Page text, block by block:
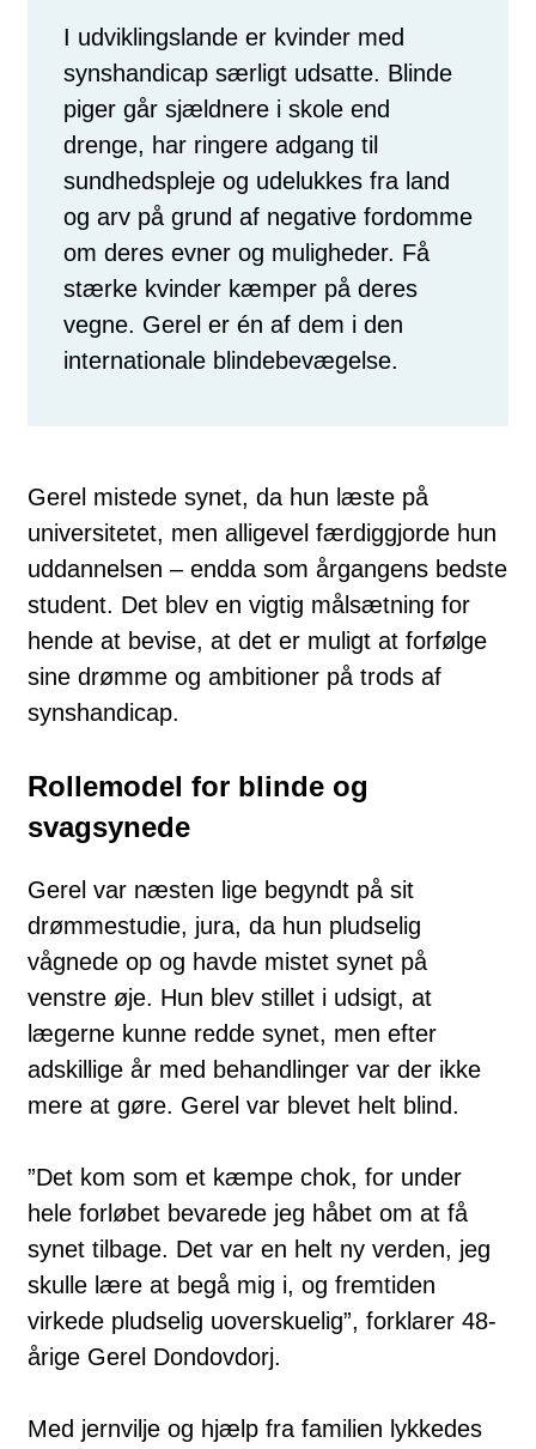
I udviklingslande er kvinder med
synshandicap særligt udsatte. Blinde
piger går sjældnere i skole end
drenge, har ringere adgang til
sundhedspleje og udelukkes fra land
og arv på grund af negative fordomme
om deres evner og muligheder. Få
stærke kvinder kæmper på deres
vegne. Gerel er én af dem i den
internationale blindebevægelse.
Gerel mistede synet, da hun læste på
universitetet, men alligevel færdiggjorde hun
uddannelsen – endda som årgangens bedste
student. Det blev en vigtig målsætning for
hende at bevise, at det er muligt at forfølge
sine drømme og ambitioner på trods af
synshandicap.
Rollemodel for blinde og
svagsynede
Gerel var næsten lige begyndt på sit
drømmestudie, jura, da hun pludselig
vågnede op og havde mistet synet på
venstre øje. Hun blev stillet i udsigt, at
lægerne kunne redde synet, men efter
adskillige år med behandlinger var der ikke
mere at gøre. Gerel var blevet helt blind.
”Det kom som et kæmpe chok, for under
hele forløbet bevarede jeg håbet om at få
synet tilbage. Det var en helt ny verden, jeg
skulle lære at begå mig i, og fremtiden
virkede pludselig uoverskuelig”, forklarer 48-
årige Gerel Dondovdorj.
Med jernvilje og hjælp fra familien lykkedes